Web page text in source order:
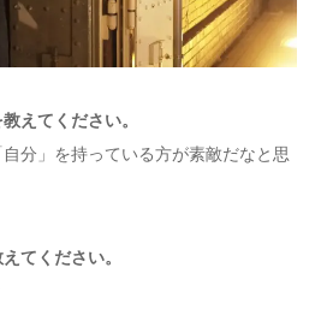
えてください。
分」を持っている方が素敵だなと思
てください。